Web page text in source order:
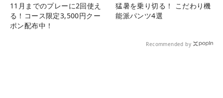
11月までのプレーに2回使え
る！コース限定3,500円クー
ポン配布中！
猛暑を乗り切る！ こだわり機
能派パンツ4選
Recommended by